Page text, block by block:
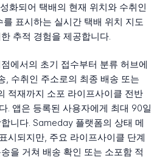
화되어 택배의 현재 위치와 수취인
표시하는 실시간 택배 위치 지도
추적 경험을 제공합니다.
에서의 초기 접수부터 분류 허브에
, 수취인 주소로의 최종 배송 또는
적재까지 소포 라이프사이클 전반
. 앱은 등록된 사용자에게 최대 90일
니다. Sameday 플랫폼의 상태 메
시되지만, 주요 라이프사이클 단계
을 거쳐 배송 확인 또는 소포함 적